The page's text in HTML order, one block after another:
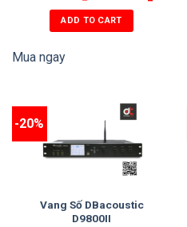
ADD TO CART
Mua ngay
-20%
Vang Số DBacoustic
D9800II